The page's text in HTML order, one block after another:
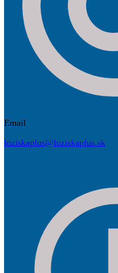
Email
loziskaplus@loziskaplus.sk